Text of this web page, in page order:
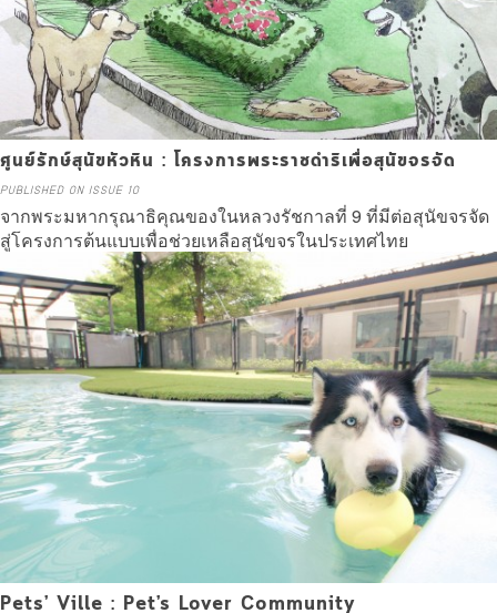
ศูนย์รักษ์สุนัขหัวหิน : โครงการพระราชดำริเพื่อสุนัขจรจัด
PUBLISHED ON ISSUE 10
จากพระมหากรุณาธิคุณของในหลวงรัชกาลที่ 9 ที่มีต่อสุนัขจรจัด
สู่โครงการต้นแบบเพื่อช่วยเหลือสุนัขจรในประเทศไทย
Read more
Pets’ Ville : Pet’s Lover Community